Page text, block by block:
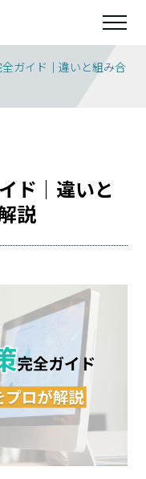
全ガイド｜違いと組み合
ド｜違いと
説